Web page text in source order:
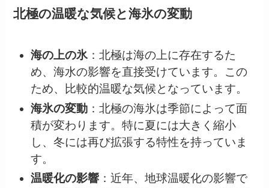
北極の温暖な気候と海氷の変動
海の上の氷：北極は海の上に存在するた
め、海水の影響を直接受けています。この
ため、比較的温暖な気候となっています。
海氷の変動：北極の海氷は季節によって面
積が変わります。特に夏には大きく縮小
し、冬には再び拡張する特性を持っていま
す。
温暖化の影響：近年、地球温暖化の影響で